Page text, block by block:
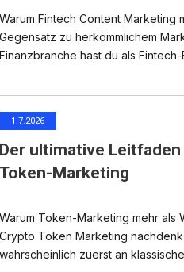
Warum Fintech Content Marketing
Gegensatz zu herkömmlichem
Finanzbranche hast du als Fintech-
1.7.2026
Der ultimative
Token-Marketing
Warum Token-Marketing mehr als
Crypto Token Marketing
wahrscheinlich zuerst an